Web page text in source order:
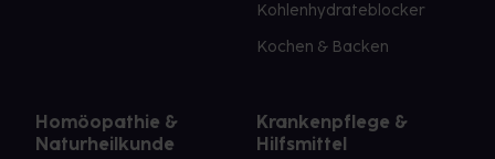
Kohlenhydrateblocker
Kochen & Backen
Homöopathie &
Naturheilkunde
Krankenpflege &
Hilfsmittel